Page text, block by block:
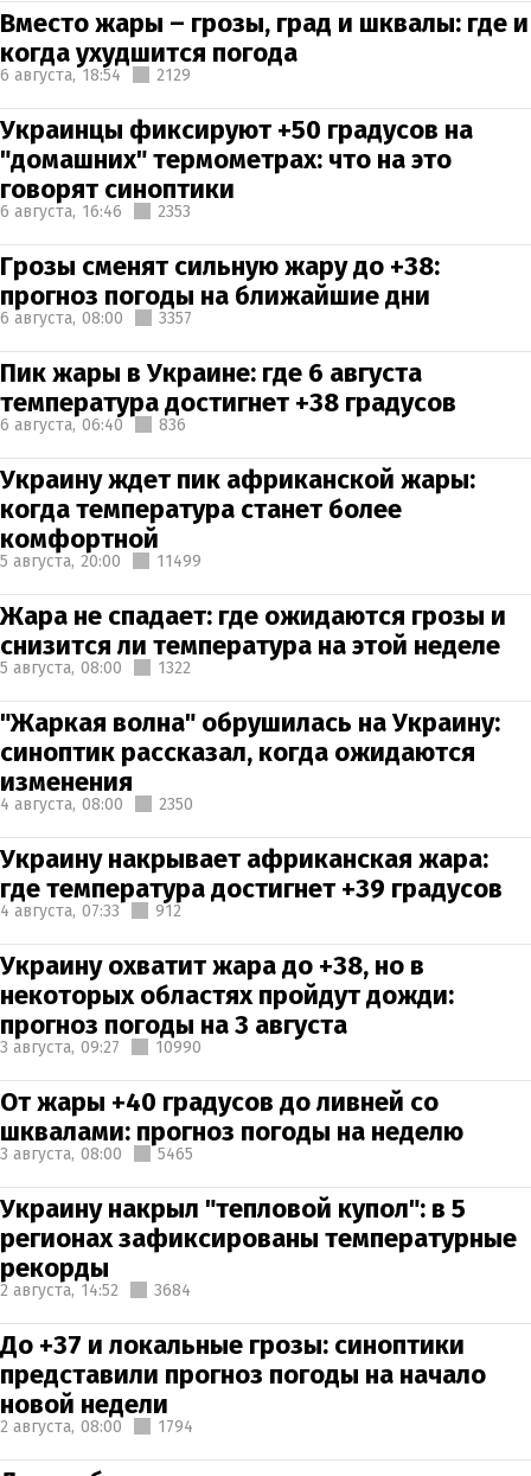
Вместо жары – грозы, град и шквалы: где и
когда ухудшится погода
6 августа, 18:54 2129
Украинцы фиксируют +50 градусов на
"домашних" термометрах: что на это
говорят синоптики
6 августа, 16:46 2353
Грозы сменят сильную жару до +38:
прогноз погоды на ближайшие дни
6 августа, 08:00 3357
Пик жары в Украине: где 6 августа
температура достигнет +38 градусов
6 августа, 06:40 836
Украину ждет пик африканской жары:
когда температура станет более
комфортной
5 августа, 20:00 11499
Жара не спадает: где ожидаются грозы и
снизится ли температура на этой неделе
5 августа, 08:00 1322
"Жаркая волна" обрушилась на Украину:
синоптик рассказал, когда ожидаются
изменения
4 августа, 08:00 2350
Украину накрывает африканская жара:
где температура достигнет +39 градусов
4 августа, 07:33 912
Украину охватит жара до +38, но в
некоторых областях пройдут дожди:
прогноз погоды на 3 августа
3 августа, 09:27 10990
От жары +40 градусов до ливней со
шквалами: прогноз погоды на неделю
3 августа, 08:00 5465
Украину накрыл "тепловой купол": в 5
регионах зафиксированы температурные
рекорды
2 августа, 14:52 3684
До +37 и локальные грозы: синоптики
представили прогноз погоды на начало
новой недели
2 августа, 08:00 1794